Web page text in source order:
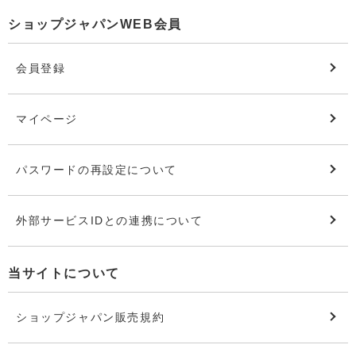
ショップジャパンWEB会員
会員登録
マイページ
パスワードの再設定について
外部サービスIDとの連携について
当サイトについて
ショップジャパン販売規約